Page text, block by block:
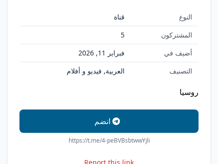
النوع
قناة
المشتركون
5
أضيف في
فبراير 11, 2026
التصنيف
العربية, فيديو و أفلام
روسيا
انضم
https://t.me/4-peBVBsbtwwYjli